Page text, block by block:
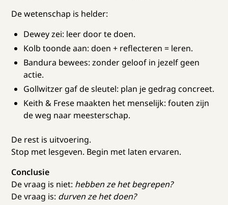
De wetenschap is helder:
Dewey zei: leer door te doen.
Kolb toonde aan: doen + reflecteren = leren.
Bandura bewees: zonder geloof in jezelf geen
actie.
Gollwitzer gaf de sleutel: plan je gedrag concreet.
Keith & Frese maakten het menselijk: fouten zijn
de weg naar meesterschap.
De rest is uitvoering.
Stop met lesgeven. Begin met laten ervaren.
Conclusie
De vraag is niet: hebben ze het begrepen?
De vraag is: durven ze het doen?